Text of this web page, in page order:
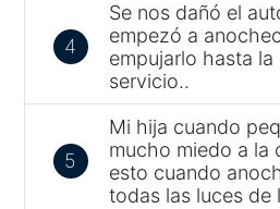
4
Se nos dañó el
empezó a
empujarlo hasta
servicio..
5
Mi hija cuando
mucho miedo a la
esto cuando
todas las luces de